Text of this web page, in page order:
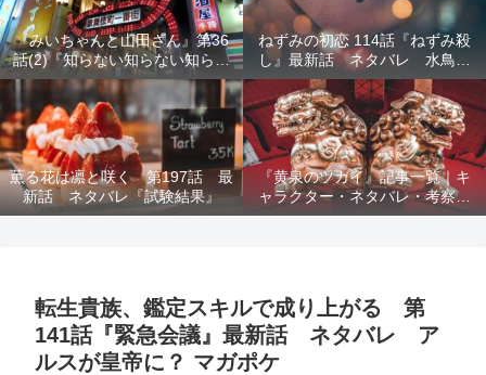
『みいちゃんと山田さん』第36
話(2)『知らない知らない知らな
い』最新話 ネタバレ 犯人確
定 次回最終回
ねずみの初恋 114話『ねずみ殺
し』最新話 ネタバレ 水鳥死
亡 鯆を殺すか
薫る花は凛と咲く 第197話 最
新話 ネタバレ『試験結果』
『黄泉のツガイ』記事一覧｜キ
ャラクター・ネタバレ・考察・
死亡キャラまとめ【完全ガイ
転生貴族、鑑定スキルで成り上がる 第
141話『緊急会議』最新話 ネタバレ ア
ルスが皇帝に？ マガポケ